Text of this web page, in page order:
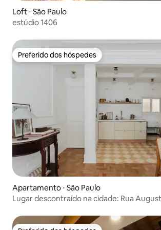
Loft ⋅ São Paulo
estúdio 1406
Preferido dos hóspedes
Preferido dos hóspedes
Apartamento ⋅ São Paulo
Lugar descontraído na cidade: Rua